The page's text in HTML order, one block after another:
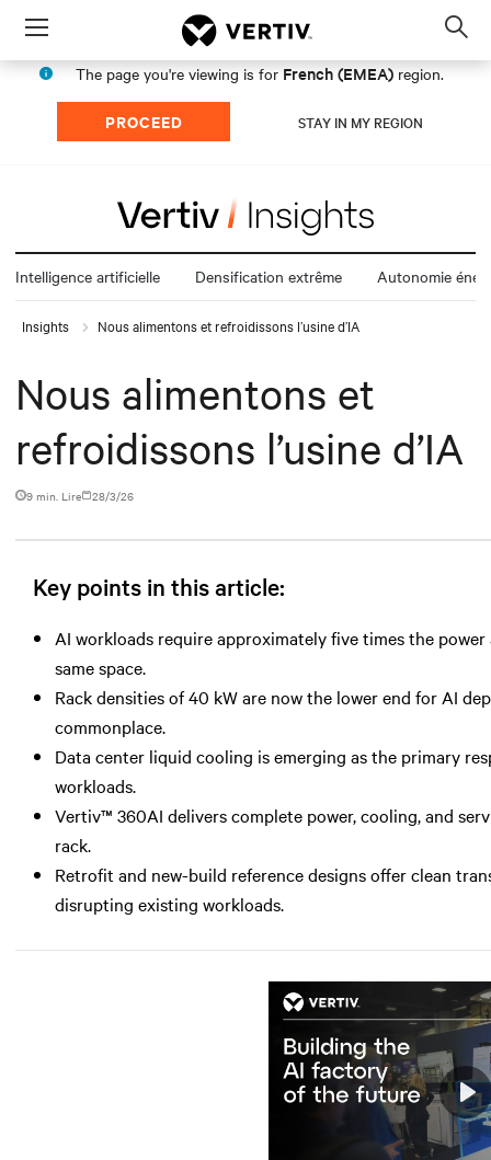
Menu
The page you're viewing is for French (EMEA) region.
PROCEED STAY IN MY REGION
Intelligence artificielle Densification extrême Autonomie
Insights Nous alimentons et refroidissons l’usine d’IA
Nous alimentons et
refroidissons l’usine d’IA
9 min. Lire 28/3/26
Key points in this article:
AI workloads require approximately five times the
same space.
Rack densities of 40 kW are now the lower end for AI
commonplace.
Data center liquid cooling is emerging as the primary
workloads.
Vertiv™ 360AI delivers complete power, cooling, and
rack.
Retrofit and new-build reference designs offer clean
disrupting existing workloads.
Play